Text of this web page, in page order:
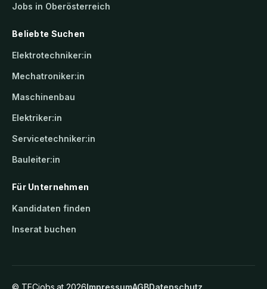
Jobs in Oberösterreich
Beliebte Suchen
Elektrotechniker:in
Mechatroniker:in
Maschinenbau
Elektriker:in
Servicetechniker:in
Bauleiter:in
Für Unternehmen
Kandidaten finden
Inserat buchen
© TECjobs.at 2026ImpressumAGBDatenschutz